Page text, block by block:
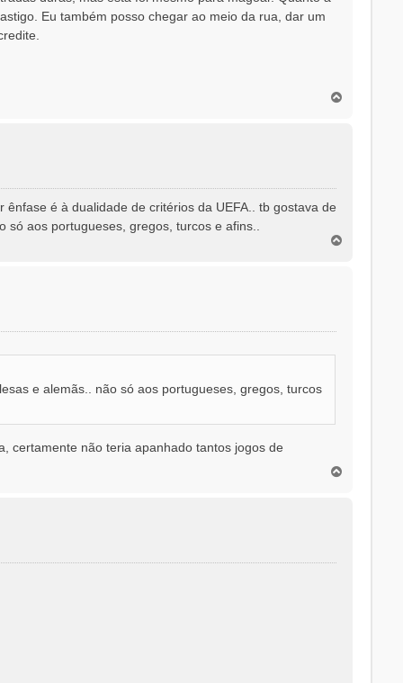
Eu também posso chegar ao meio da rua, dar um
é à dualidade de critérios da UEFA.. tb gostava de
aos portugueses, gregos, turcos e afins..
e alemãs.. não só aos portugueses, gregos, turcos
certamente não teria apanhado tantos jogos de